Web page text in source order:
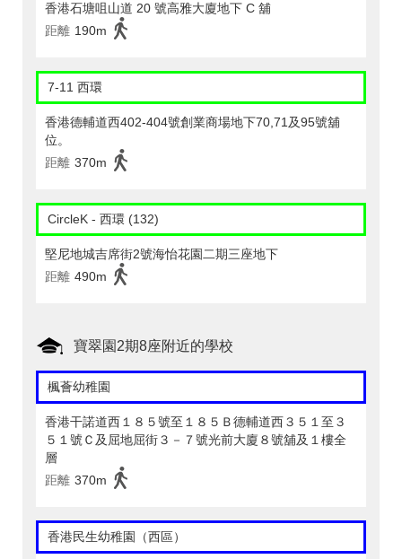
香港石塘咀山道 20 號高雅大廈地下 C 舖
距離 190m
7-11 西環
香港德輔道西402-404號創業商場地下70,71及95號舖
位。
距離 370m
CircleK - 西環 (132)
堅尼地城吉席街2號海怡花園二期三座地下
距離 490m
寶翠園2期8座附近的學校
楓薈幼稚園
香港干諾道西１８５號至１８５Ｂ德輔道西３５１至３
５１號Ｃ及屈地屈街３－７號光前大廈８號舖及１樓全
層
距離 370m
香港民生幼稚園（西區）